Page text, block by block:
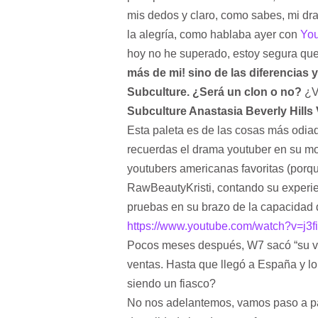
mis dedos y claro, como sabes, mi
la alegría, como hablaba ayer con
hoy no he superado, estoy segura
más de mi! sino de las diferencias
Subculture. ¿Será un clon o no?
Subculture Anastasia Beverly Hills
Esta paleta es de las cosas más
recuerdas el drama youtuber en su
youtubers americanas favoritas
RawBeautyKristi, contando su
pruebas en su brazo de la
https://www.youtube.com/
Pocos meses después, W7 sacó “su
ventas. Hasta que llegó a España y
siendo un fiasco?
No nos adelantemos, vamos paso a